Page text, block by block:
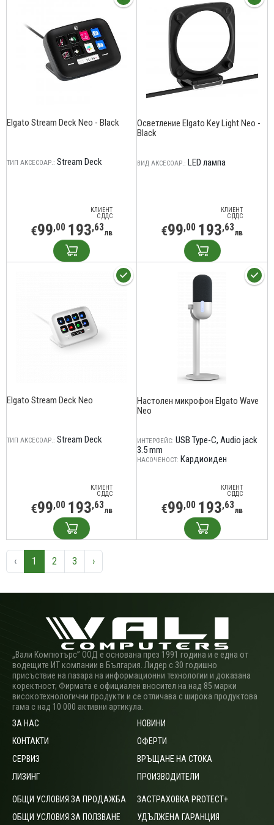
Elgato Stream Deck Neo - Black
ТИП АКСЕСОАР.: Stream Deck
КЛИЕНТ
С ДДС
€99,00 193,63лв
Осветление Elgato Key Light Neo -
Black
ВИД АКСЕСОАР.: LED лампа
КЛИЕНТ
С ДДС
€99,00 193,63лв
Elgato Stream Deck Neo
ТИП АКСЕСОАР.: Stream Deck
КЛИЕНТ
С ДДС
€99,00 193,63лв
Настолен микрофон Elgato Wave
Neo
ИНТЕРФЕЙС: USB Type-C Audio jack
3.5 mm
НАСОЧЕНОСТ: Кардиоиден
КЛИЕНТ
С ДДС
€99,00 193,63лв
‹ 1 2 3 ›
„Вали Компютърс” ООД е основана през 1991 година и е една от
водещите ИТ компании в България. Лидер с 30 годишно
присъствие на пазара на информационни технологии и доказана
коректност; Фирмата е официален вносител на над 85 марки
високотехнологични продукти и се отличава с широка продуктова
гама с над 10 000 активни артикула.
ЗА НАС
КОНТАКТИ
СЕРВИЗ
ЛИЗИНГ
НОВИНИ
ОФЕРТИ
ВРЪЩАНЕ НА СТОКА
ПРОИЗВОДИТЕЛИ
ОБЩИ УСЛОВИЯ ЗА ПРОДАЖБА
ОБЩИ УСЛОВИЯ ЗА ПОЛЗВАНЕ
ЗАСТРАХОВКА PROTECT+
УДЪЛЖЕНА ГАРАНЦИЯ